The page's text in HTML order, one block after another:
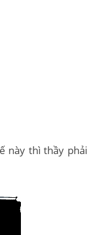
này thì thầy phải